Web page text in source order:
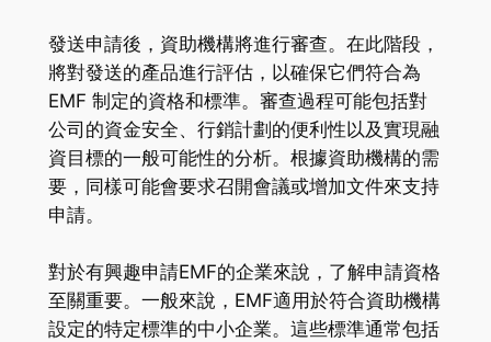
發送申請後，資助機構將進行審查。在此階段，
將對發送的產品進行評估，以確保它們符合為
EMF 制定的資格和標準。審查過程可能包括對
公司的資金安全、行銷計劃的便利性以及實現融
資目標的一般可能性的分析。根據資助機構的需
要，同樣可能會要求召開會議或增加文件來支持
申請。
對於有興趣申請EMF的企業來說，了解申請資格
至關重要。一般來說，EMF適用於符合資助機構
設定的特定標準的中小企業。這些標準通常包括